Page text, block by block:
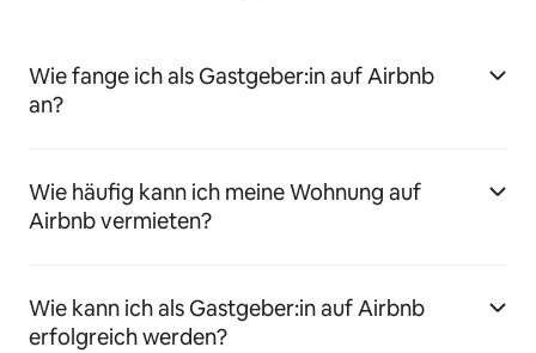
Wie fange ich als Gastgeber:in auf Airbnb
an?
Wie häufig kann ich meine Wohnung auf
Airbnb vermieten?
Wie kann ich als Gastgeber:in auf Airbnb
erfolgreich werden?